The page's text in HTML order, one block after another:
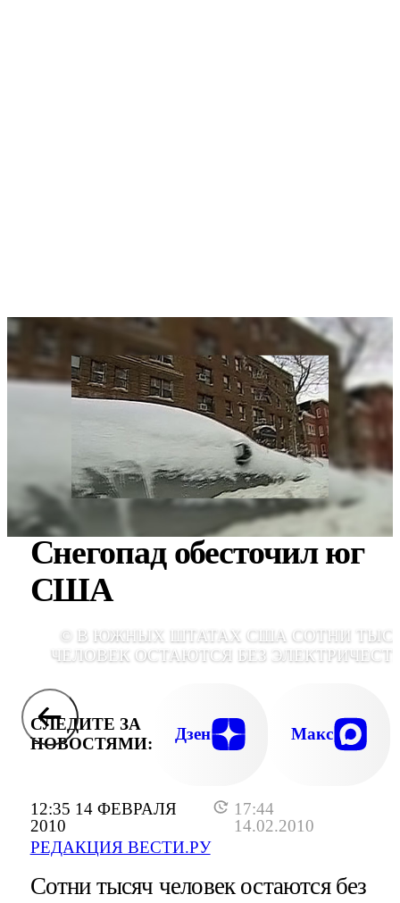
12:35 14 ФЕВРАЛЯ
2010
17:44
14.02.2010
РЕДАКЦИЯ ВЕСТИ.РУ
Снегопад обесточил юг
США
© В ЮЖНЫХ ШТАТАХ США СОТНИ
ЧЕЛОВЕК ОСТАЮТСЯ БЕЗ
СЛЕДИТЕ ЗА
НОВОСТЯМИ:
Дзен Макс
Сотни тысяч человек остаются без